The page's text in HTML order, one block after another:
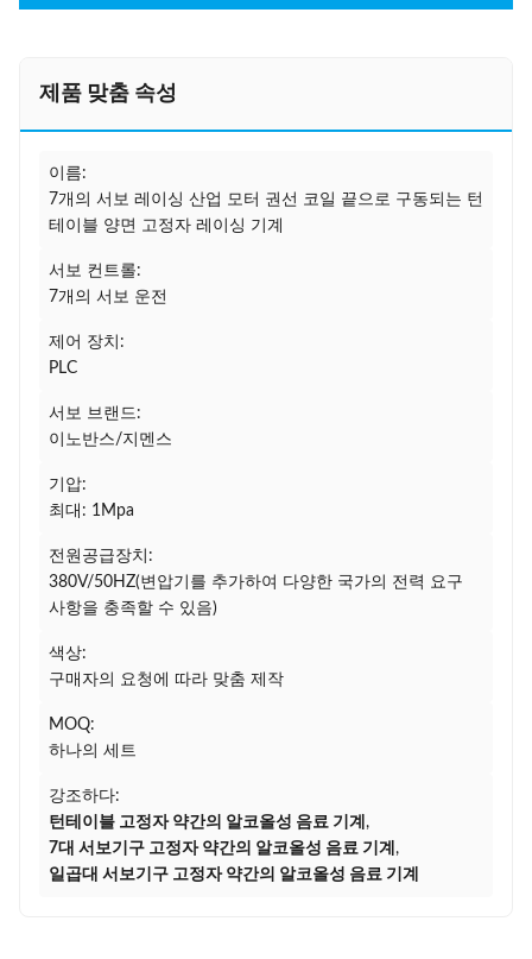
제품 맞춤 속성
이름:
7개의 서보 레이싱 산업 모터 권선 코일 끝으로 구동되는 턴
테이블 양면 고정자 레이싱 기계
서보 컨트롤:
7개의 서보 운전
제어 장치:
PLC
서보 브랜드:
이노반스/지멘스
기압:
최대: 1Mpa
전원공급장치:
380V/50HZ(변압기를 추가하여 다양한 국가의 전력 요구
사항을 충족할 수 있음)
색상:
구매자의 요청에 따라 맞춤 제작
MOQ:
하나의 세트
강조하다:
턴테이블 고정자 약간의 알코올성 음료 기계 ,
7대 서보기구 고정자 약간의 알코올성 음료 기계 ,
일곱대 서보기구 고정자 약간의 알코올성 음료 기계